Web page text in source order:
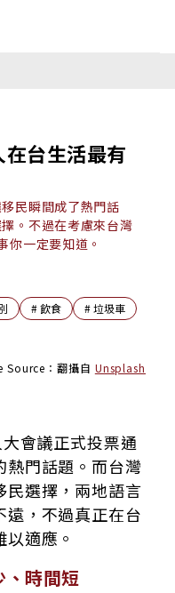
台生活最有
民瞬間成了熱門話
。不過在考慮來台灣
你一定要知道。
#飲食 #垃圾車
Source：翻攝自 Unsplash
會議正式投票通
熱門話題。而台灣
民選擇，兩地語言
，不過真正在台
適應。
、時間短